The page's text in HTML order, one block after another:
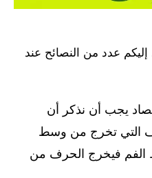
عدد من النصائح عند
يجب أن نذكر أن
التي تخرج من وسط
الفم فيخرج الحرف من